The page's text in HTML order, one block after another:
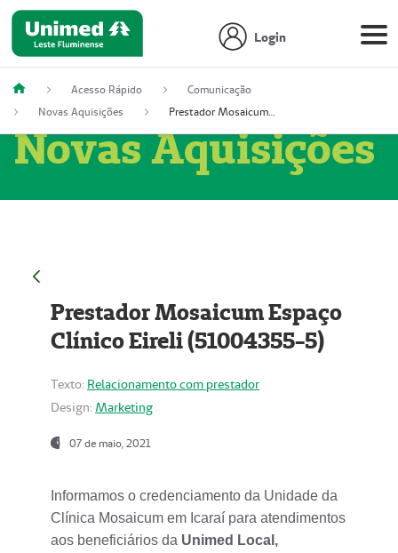
Login
Acesso Rápido
Comunicação
Novas Aquisições
Prestador Mosaicum Espaço Clínico Eireli (51004355-5)
Novas Aquisições
Prestador Mosaicum Espaço
Clínico Eireli (51004355-5)
Texto: Relacionamento com prestador
Design: Marketing
07 de maio, 2021
Informamos o credenciamento da Unidade da
Clínica Mosaicum em Icaraí para atendimentos
aos beneficiários da Unimed Local,